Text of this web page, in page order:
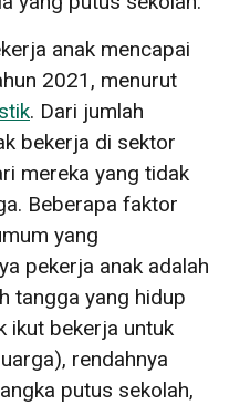
anak mencapai
2021, menurut
. Dari jumlah
bekerja di sektor
mereka yang tidak
Beberapa faktor
yang
pekerja anak adalah
tangga yang hidup
ikut bekerja untuk
rendahnya
putus sekolah,